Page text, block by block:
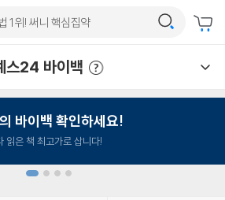
스24 바이백
바이백 확인하세요!
읽은 책 최고가로 삽니다!